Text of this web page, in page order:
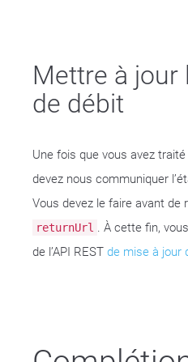
Mettre à jour
de débit
Une fois que vous avez
devez nous communiquer
Vous devez le faire avant de
returnUrl . À cette fin,
de l’API REST de mise à jour